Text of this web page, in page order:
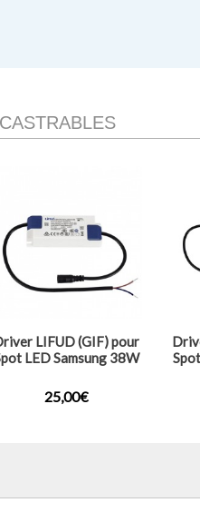
LIFUD (GIF) pour
LED Samsung 38W
25,00€